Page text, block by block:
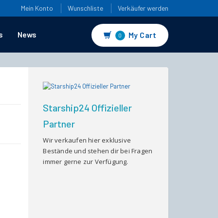
Mein Konto Wunschliste Verkäufer werden
News 0 My Cart
Starship24 Offizieller
Partner
Wir verkaufen hier exklusive
Bestände und stehen dir bei Fragen
immer gerne zur Verfügung.